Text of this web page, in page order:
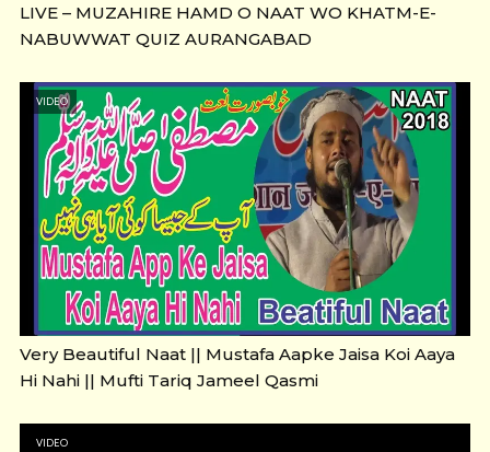
LIVE – MUZAHIRE HAMD O NAAT WO KHATM-E-
NABUWWAT QUIZ AURANGABAD
VIDEO
Very Beautiful Naat || Mustafa Aapke Jaisa Koi Aaya
Hi Nahi || Mufti Tariq Jameel Qasmi
VIDEO